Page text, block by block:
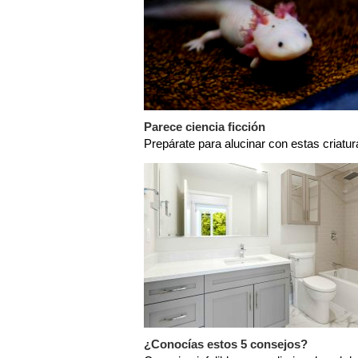
Parece ciencia ficción
Prepárate para alucinar con estas
¿Conocías estos 5 consejos?